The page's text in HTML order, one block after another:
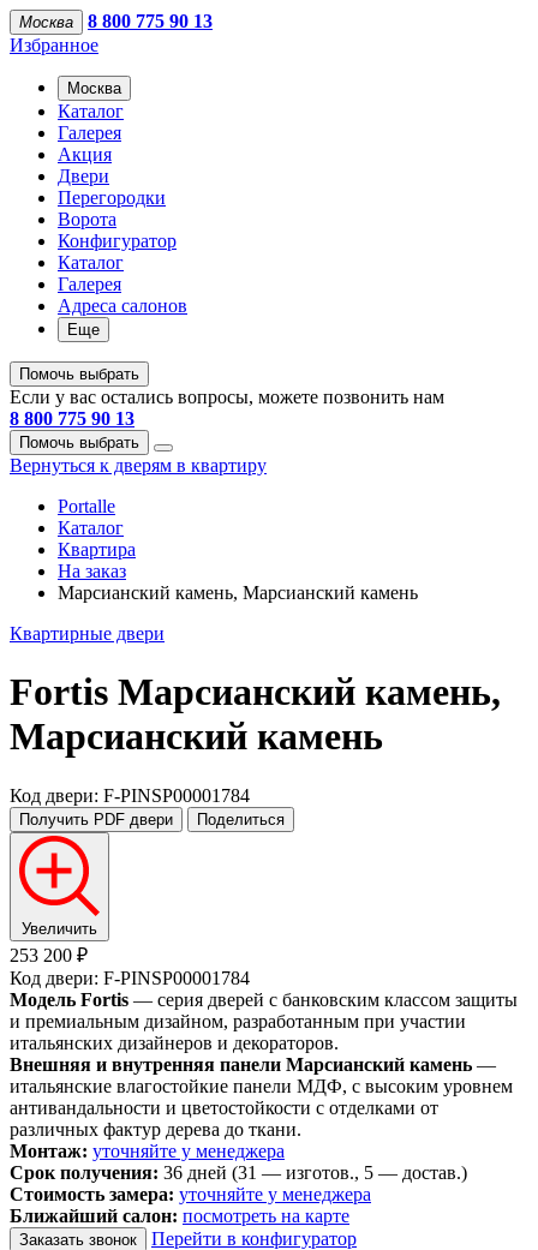
Москва
8 800 775 90 13
Избранное
Москва
Каталог
Галерея
Акция
Двери
Перегородки
Ворота
Конфигуратор
Каталог
Галерея
Адреса салонов
Еще
Помочь выбрать
Если у вас остались вопросы, можете позвонить нам
8 800 775 90 13
Помочь выбрать
Вернуться к дверям в квартиру
Portalle
Каталог
Квартира
На заказ
Марсианский камень, Марсианский камень
Квартирные двери
Fortis Марсианский камень,
Марсианский камень
Код двери: F-PINSP00001784
Получить PDF двери Поделиться
Увеличить
253 200 ₽
Код двери: F-PINSP00001784
Модель Fortis — серия дверей с банковским классом защиты
и премиальным дизайном, разработанным при участии
итальянских дизайнеров и декораторов.
Внешняя и внутренняя панели Марсианский камень —
итальянские влагостойкие панели МДФ, с высоким уровнем
антивандальности и цветостойкости с отделками от
различных фактур дерева до ткани.
Монтаж: уточняйте у менеджера
Срок получения: 36 дней (31 — изготов., 5 — достав.)
Стоимость замера: уточняйте у менеджера
Ближайший салон: посмотреть на карте
Заказать звонок
Перейти в конфигуратор